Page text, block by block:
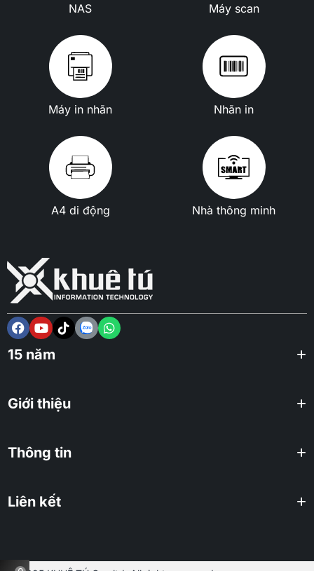
NAS Máy scan
Máy in nhãn Nhãn in
A4 di động Nhà thông minh
15 năm
Giới thiệu
Thông tin
Liên kết